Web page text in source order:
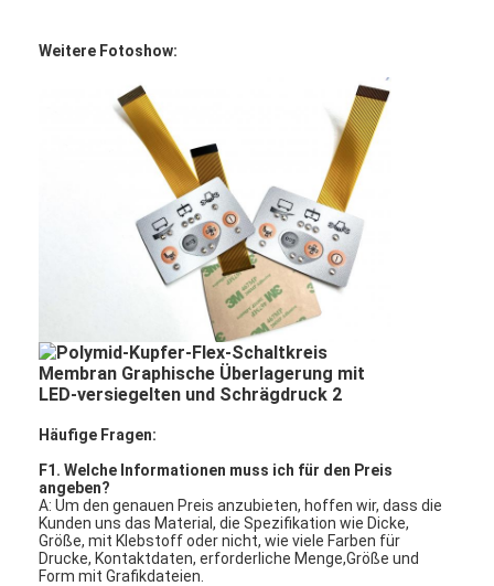
Werksbesichtigung
Qualitätskontrolle
Kontakt mit uns
Bitte um ein Angebot
LED-Membranschalter
FPC-Membranschalter
Wasserdichter Membranschalter
Weitere Fotoshow:
Häufige Fragen:
F1. Welche Informationen muss ich für den Preis
angeben?
A: Um den genauen Preis anzubieten, hoffen wir, dass die
Kunden uns das Material, die Spezifikation wie Dicke,
Größe, mit Klebstoff oder nicht, wie viele Farben für
Drucke, Kontaktdaten, erforderliche Menge,Größe und
Form mit Grafikdateien.